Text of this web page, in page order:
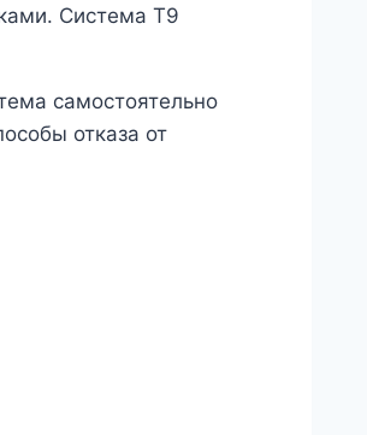
Система Т9
самостоятельно
отказа от